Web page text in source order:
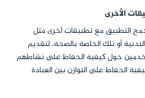
الأخرى
التطبيق مع تطبيقات أخرى مثل
أو تلك الخاصة بالصحة، لتقديم
حول كيفية الحفاظ على نشاطهم
الحفاظ على التوازن بين العبادة